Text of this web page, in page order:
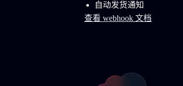
自动发货通知
查看 webhook 文档